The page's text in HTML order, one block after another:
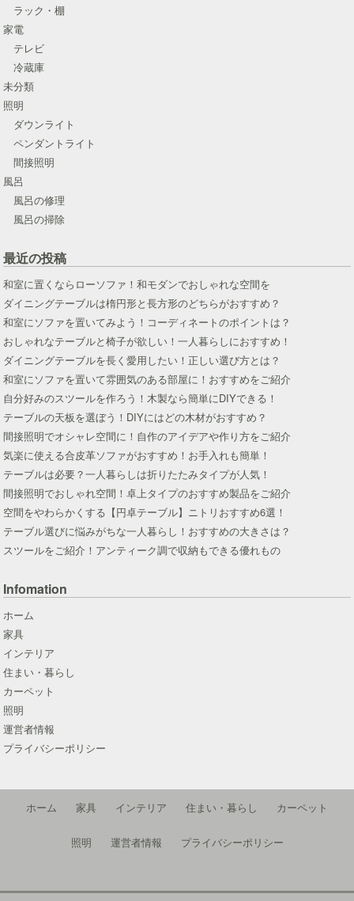
ラック・棚
家電
テレビ
冷蔵庫
未分類
照明
ダウンライト
ペンダントライト
間接照明
風呂
風呂の修理
風呂の掃除
最近の投稿
和室に置くならローソファ！和モダンでおしゃれな空間を
ダイニングテーブルは楕円形と長方形のどちらがおすすめ？
和室にソファを置いてみよう！コーディネートのポイントは？
おしゃれなテーブルと椅子が欲しい！一人暮らしにおすすめ！
ダイニングテーブルを長く愛用したい！正しい選び方とは？
和室にソファを置いて雰囲気のある部屋に！おすすめをご紹介
自分好みのスツールを作ろう！木製なら簡単にDIYできる！
テーブルの天板を選ぼう！DIYにはどの木材がおすすめ？
間接照明でオシャレ空間に！自作のアイデアや作り方をご紹介
気楽に使える合皮革ソファがおすすめ！お手入れも簡単！
テーブルは必要？一人暮らしは折りたたみタイプが人気！
間接照明でおしゃれ空間！卓上タイプのおすすめ製品をご紹介
空間をやわらかくする【円卓テーブル】ニトリおすすめ6選！
テーブル選びに悩みがちな一人暮らし！おすすめの大きさは？
スツールをご紹介！アンティーク調で収納もできる優れもの
Infomation
ホーム
家具
インテリア
住まい・暮らし
カーペット
照明
運営者情報
プライバシーポリシー
ホーム 家具 インテリア 住まい・暮らし カーペット
照明 運営者情報 プライバシーポリシー